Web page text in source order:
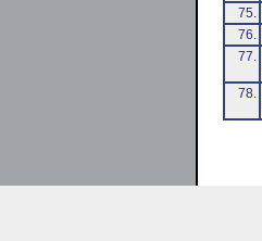
75.
76.
77.
78.